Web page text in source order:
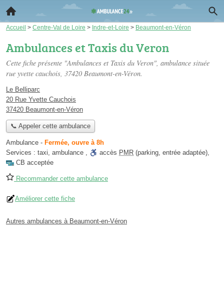
Accueil > Centre-Val de Loire > Indre-et-Loire > Beaumont-en-Véron
Ambulances et Taxis du Veron
Cette fiche présente "Ambulances et Taxis du Veron", ambulance située
rue yvette cauchois, 37420 Beaumont-en-Véron.
Le Belliparc
20 Rue Yvette Cauchois
37420 Beaumont-en-Véron
📞 Appeler cette ambulance
Ambulance - Fermée, ouvre à 8h
Services : taxi, ambulance , accès PMR (parking, entrée adaptée),
CB acceptée
Recommander cette ambulance
Améliorer cette fiche
Autres ambulances à Beaumont-en-Véron